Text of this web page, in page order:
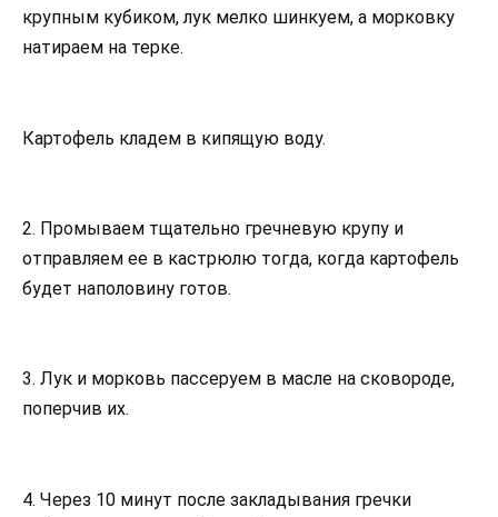
крупным кубиком, лук мелко шинкуем, а морковку
натираем на терке.
Картофель кладем в кипящую воду.
2. Промываем тщательно гречневую крупу и
отправляем ее в кастрюлю тогда, когда картофель
будет наполовину готов.
3. Лук и морковь пассеруем в масле на сковороде,
поперчив их.
4. Через 10 минут после закладывания гречки